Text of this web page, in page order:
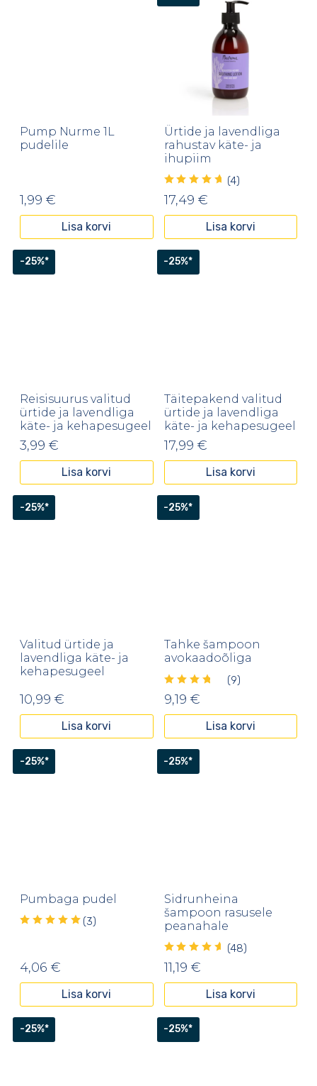
Pump Nurme 1L
pudelile
1,99 €
Lisa korvi
Ürtide ja lavendliga
rahustav käte- ja
ihupiim
(4)
17,49 €
Lisa korvi
-25%*
Reisisuurus valitud
ürtide ja lavendliga
käte- ja kehapesugeel
3,99 €
Lisa korvi
-25%*
Täitepakend valitud
ürtide ja lavendliga
käte- ja kehapesugeel
17,99 €
Lisa korvi
-25%*
Valitud ürtide ja
lavendliga käte- ja
kehapesugeel
10,99 €
Lisa korvi
-25%*
Tahke šampoon
avokaadoõliga
(9)
9,19 €
Lisa korvi
-25%*
Pumbaga pudel
(3)
4,06 €
Lisa korvi
-25%*
Sidrunheina
šampoon rasusele
peanahale
(48)
11,19 €
Lisa korvi
-25%* -25%*